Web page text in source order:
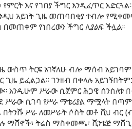
እና የገበያ ችግር እንዲፈጥር
አይነት ጊዜ መጠባበቂያ ተብሎ
በመጠቀም የነበረውን ችግር ሊያልፍ ችሏል።
ትርፍ አገኛለሁ ብሎ ማሰብ
ይፈልጋል። ገንዘብ በቀላሉ
እንዲሁም ሥራው ሲጀምር ሕጋዊ ሰንሰለቱ
ሥራው ሲገባ የሥራ ማቴሪያል ማሟላት
ሥራ ለመሥራት ሶስት መቶ ሺህ ብር
ማሽኖች፣ ትሬስ ማስቀመጫ፣ ቪንቴጅ